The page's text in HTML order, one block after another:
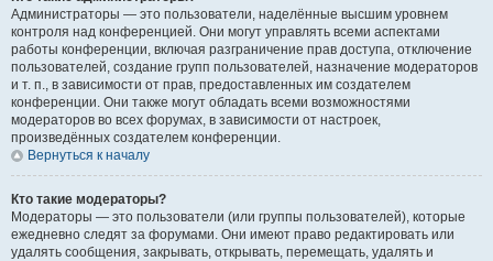
Администраторы — это пользователи, наделённые высшим уровнем
контроля над конференцией. Они могут управлять всеми аспектами
работы конференции, включая разграничение прав доступа, отключение
пользователей, создание групп пользователей, назначение модераторов
и т. п., в зависимости от прав, предоставленных им создателем
конференции. Они также могут обладать всеми возможностями
модераторов во всех форумах, в зависимости от настроек,
произведённых создателем конференции.
Вернуться к началу
Кто такие модераторы?
Модераторы — это пользователи (или группы пользователей), которые
ежедневно следят за форумами. Они имеют право редактировать или
удалять сообщения, закрывать, открывать, перемещать, удалять и